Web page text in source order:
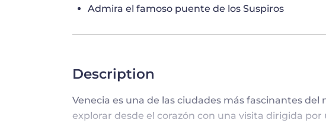
Admira el famoso puente de los Suspiros
Description
Venecia es una de las ciudades más fascinantes
explorar desde el corazón con una visita dirigida